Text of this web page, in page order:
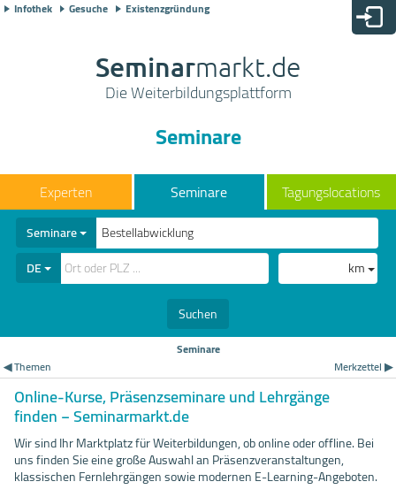
Infothek Gesuche Existenzgründung
Seminarmarkt.de
Die Weiterbildungsplattform
Seminare
Seminare Tagungslocations
Seminare
DE
km
Suchen
Seminare
◀ Themen
Merkzettel ▶
Online-Kurse, Präsenzseminare und Lehrgänge
finden − Seminarmarkt.de
Wir sind Ihr Marktplatz für Weiterbildungen, ob online oder offline. Bei
uns finden Sie eine große Auswahl an Präsenzveranstaltungen,
klassischen Fernlehrgängen sowie modernen E-Learning-Angeboten.